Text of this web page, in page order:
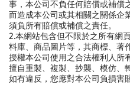
事，本公司不負任何賠償或補償
而造成本公司或其相關之關係企
須負所有賠償或補償之責任。
2.本網站包含但不限於之所有網
料庫、商品圖片等，其商標、著
授權本公司使用之合法權利人所
擅自重製、複製、抄襲、模仿、
如有違反，您應對本公司負損害